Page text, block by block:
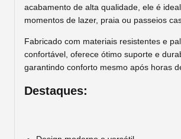
acabamento de alta qualidade, ele é
momentos de lazer, praia ou passeios
Fabricado com materiais resistentes e
confortável, oferece ótimo suporte e
garantindo conforto mesmo após horas
Destaques: